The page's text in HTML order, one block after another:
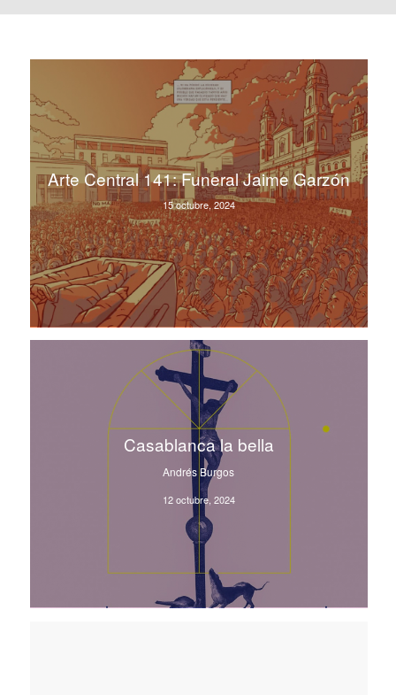
Arte Central 141: Funeral Jaime Garzón
15 octubre, 2024
Casablanca la bella
Andrés Burgos
12 octubre, 2024